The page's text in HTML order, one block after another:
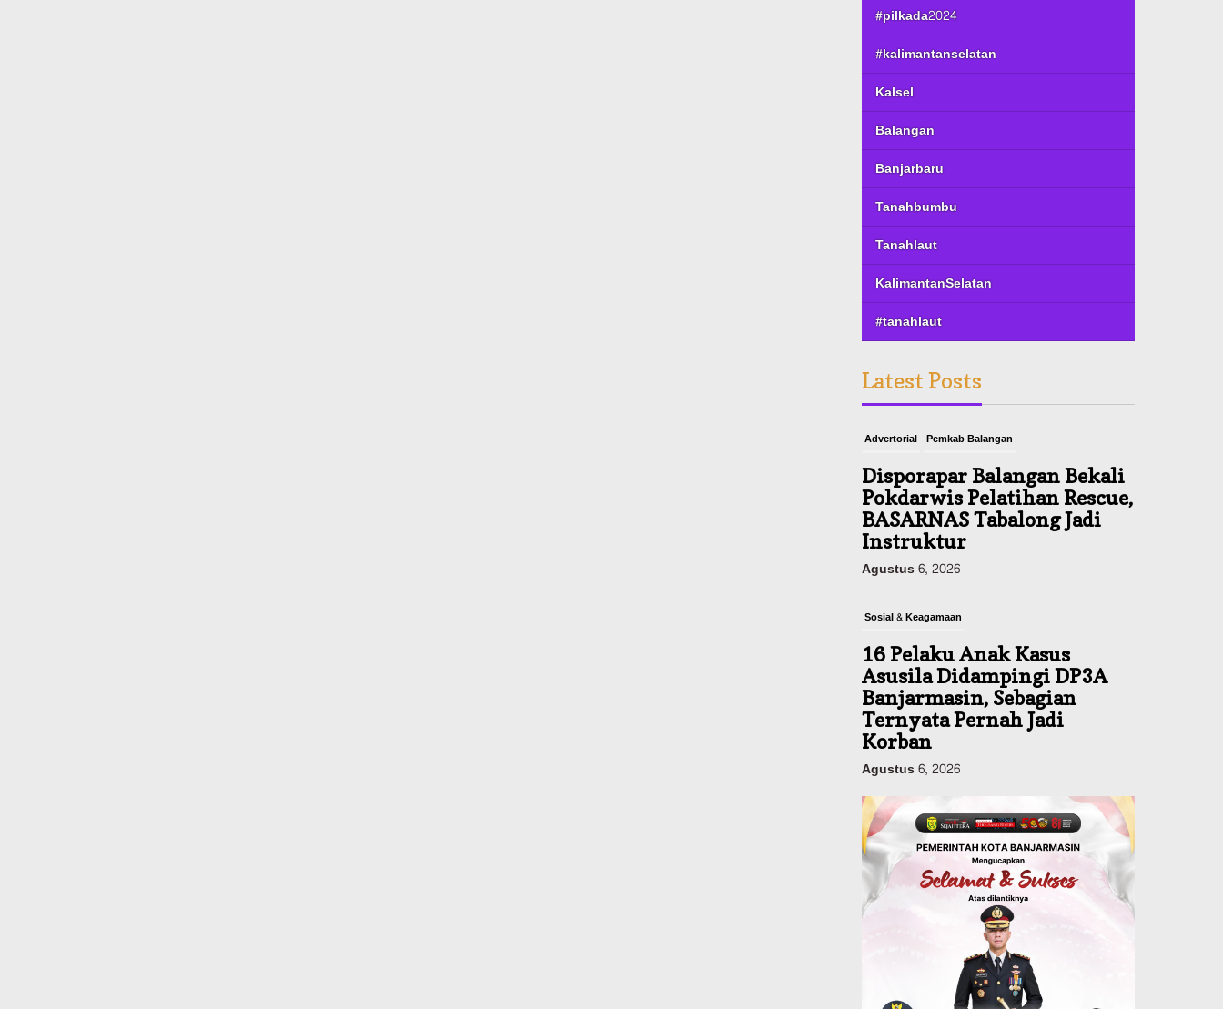
#pilkada2024
#kalimantanselatan
Kalsel
Balangan
Banjarbaru
Tanahbumbu
Tanahlaut
KalimantanSelatan
#tanahlaut
Latest Posts
Advertorial Pemkab Balangan
Disporapar Balangan Bekali
Pokdarwis Pelatihan Rescue,
BASARNAS Tabalong Jadi
Instruktur
Agustus 6, 2026
Sosial & Keagamaan
16 Pelaku Anak Kasus
Asusila Didampingi DP3A
Banjarmasin, Sebagian
Ternyata Pernah Jadi
Korban
Agustus 6, 2026
Dinas PUPR Kalsel Pembangunan
Tindak Lanjut
Pascakecelakaan Maut,
Pemerintah Janji
Tingkatkan Fasilitas
Keselamatan Jalan
Alternatif Banjarbaru–